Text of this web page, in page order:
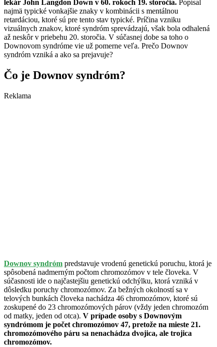
lekár John Langdon Down v 60. rokoch 19. storočia. Popísal
najmä typické vonkajšie znaky v kombinácii s mentálnou
retardáciou, ktoré sú pre tento stav typické. Príčina vzniku
vizuálnych znakov, ktoré syndróm sprevádzajú, však bola odhalená
až neskôr v priebehu 20. storočia. V súčasnej dobe sa toho o
Downovom syndróme vie už pomerne veľa. Prečo Downov
syndróm vzniká a ako sa prejavuje?
Čo je Downov syndróm?
Reklama
Downov syndróm predstavuje vrodenú genetickú poruchu, ktorá je
spôsobená nadmerným počtom chromozómov v tele človeka. V
súčasnosti ide o najčastejšiu genetickú odchýlku, ktorá vzniká v
dôsledku poruchy chromozómov. Za bežných okolností sa v
telových bunkách človeka nachádza 46 chromozómov, ktoré sú
zoskupené do 23 chromozómových párov (vždy jeden chromozóm
od matky, jeden od otca). V prípade osoby s Downovým
syndrómom je počet chromozómov 47, pretože na mieste 21.
chromozómového páru sa nenachádza dvojica, ale trojica
chromozómov.